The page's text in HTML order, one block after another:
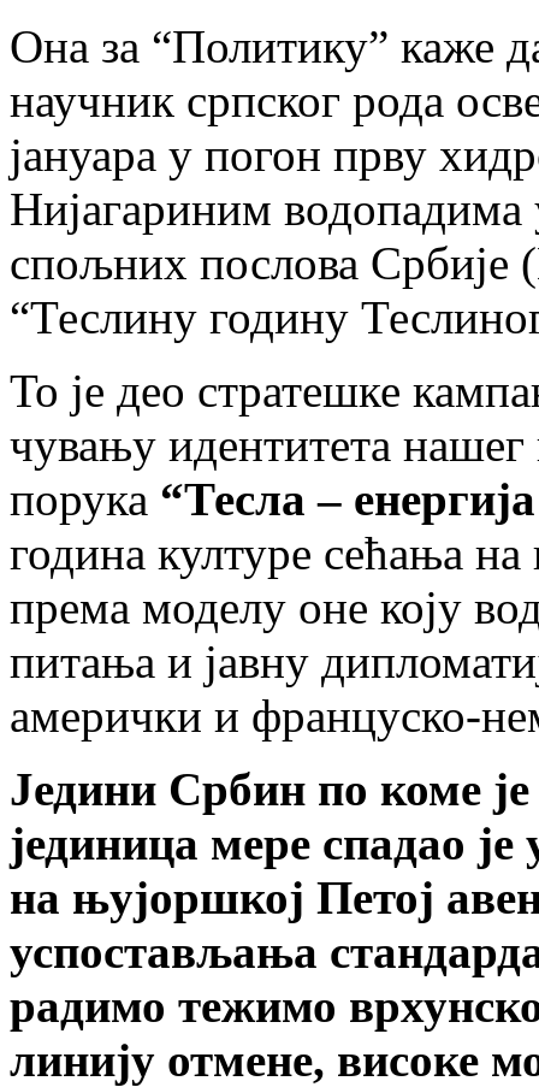
Она за “Политику” каже
научник српског рода
јануара у погон прву
Нијагариним
спољних послова
“Теслину годину
То је део стратешке
чувању идентитета нашег
порука “Тесла –
година културе сећања
према моделу оне коју
питања и јавну
амерички и француско-
Једини Србин по коме
јединица мере спадао
на њујоршкој Петој
успостављања
радимо тежимо
линију отмене, високе